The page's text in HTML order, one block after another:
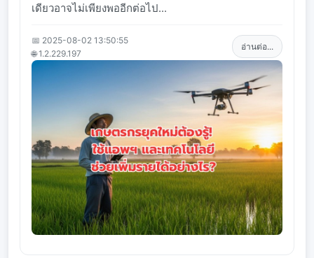
เดียวอาจไม่เพียงพออีกต่อไป...
📅 2025-08-02 13:50:55
🌐 1.2.229.197
อ่านต่อ...